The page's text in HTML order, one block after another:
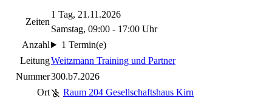
Zeiten
1 Tag, 21.11.2026
Samstag, 09:00 - 17:00 Uhr
Anzahl
1 Termin(e)
LeitungWeitzmann Training und Partner
Nummer300.b7.2026
Ort
Raum 204 Gesellschaftshaus Kirn